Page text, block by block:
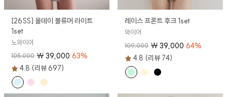
[26SS] 올데이 볼류머 라이트
1set
노와이어
105,000 ₩39,000 63%
4.8 (리뷰 697)
레이스 프론트 후크 1set
와이어
109,000 ₩39,000 64%
4.8 (리뷰 74)